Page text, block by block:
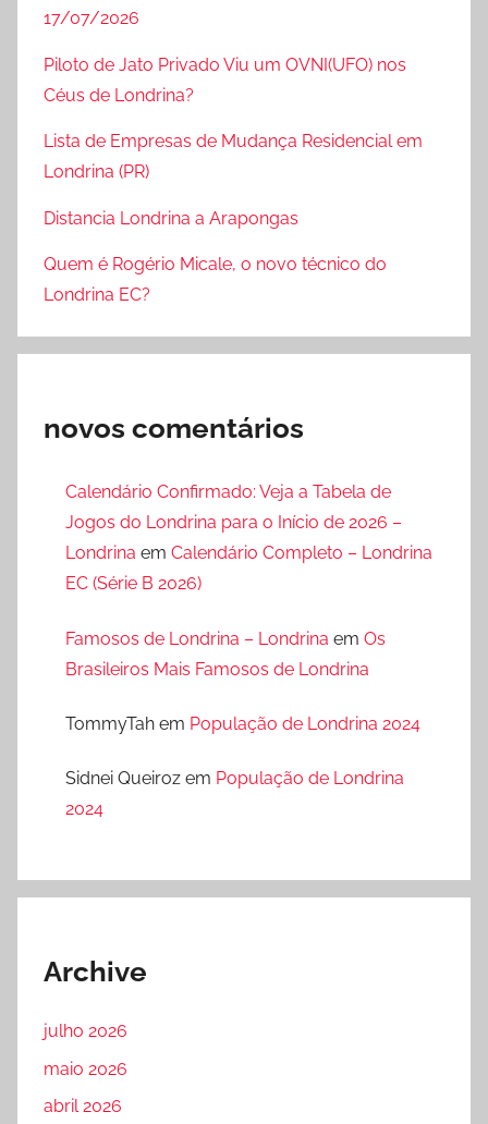
17/07/2026
Piloto de Jato Privado Viu um OVNI(UFO) nos
Céus de Londrina?
Lista de Empresas de Mudança Residencial em
Londrina (PR)
Distancia Londrina a Arapongas
Quem é Rogério Micale, o novo técnico do
Londrina EC?
novos comentários
Calendário Confirmado: Veja a Tabela de
Jogos do Londrina para o Início de 2026 –
Londrina em Calendário Completo – Londrina
EC (Série B 2026)
Famosos de Londrina – Londrina em Os
Brasileiros Mais Famosos de Londrina
TommyTah em População de Londrina 2024
Sidnei Queiroz em População de Londrina
2024
Archive
julho 2026
maio 2026
abril 2026